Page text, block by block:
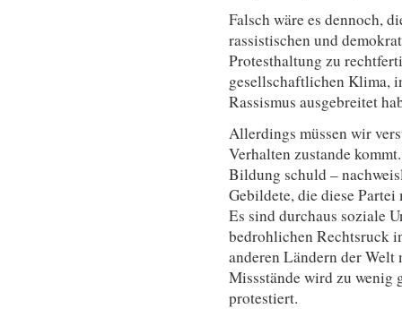
Falsch wäre es dennoch,
rassistischen und
Protesthaltung zu
gesellschaftlichen Klima,
Rassismus ausgebreitet
Allerdings müssen wir
Verhalten zustande
Bildung schuld –
Gebildete, die diese
Es sind durchaus soziale
bedrohlichen Rechtsruck
anderen Ländern der
Missstände wird zu wenig
protestiert.